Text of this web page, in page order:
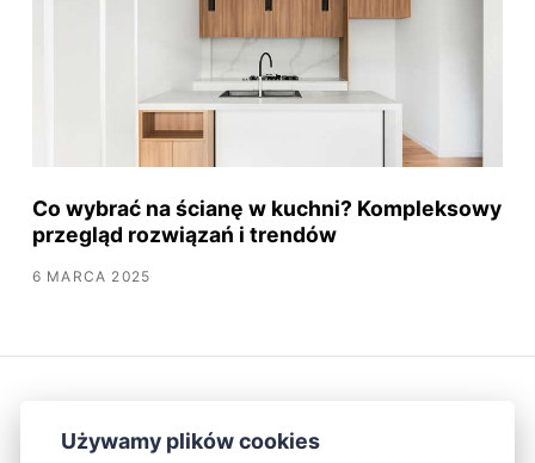
Co wybrać na ścianę w kuchni? Kompleksowy
przegląd rozwiązań i trendów
6 MARCA 2025
Używamy plików cookies